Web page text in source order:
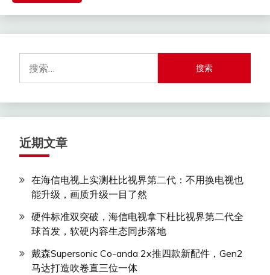
索：
近期文章
在海信电视上实测杜比视界第二代：不用换电视也
能升级，画质升级一目了然
硬件标准双突破，海信电视拿下杜比视界第二代全
球首发，软硬内容生态同步落地
戴森Supersonic Co-anda 2x推四款新配件，Gen2
马达打造吹卷直三位一体